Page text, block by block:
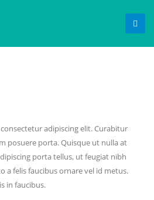
adipiscing elit. Curabitur
posuere porta. Quisque ut nulla at
porta tellus, ut feugiat nibh
a felis faucibus ornare vel id metus.
in faucibus.